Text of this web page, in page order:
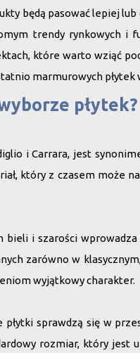
będą pasować lepiej
trendy rynkowych i
które warto wziąć
marmurowych płytek
płytek?
i Carrara, jest
który z czasem może
i szarości
zarówno w
wyjątkowy charakter.
sprawdzą się w
rozmiar, który jest